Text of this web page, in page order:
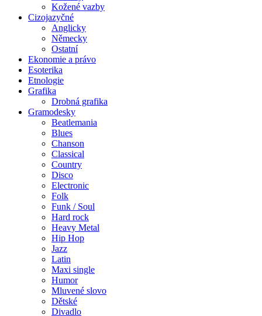
Kožené vazby
Cizojazyčné
Anglicky
Německy
Ostatní
Ekonomie a právo
Esoterika
Etnologie
Grafika
Drobná grafika
Gramodesky
Beatlemania
Blues
Chanson
Classical
Country
Disco
Electronic
Folk
Funk / Soul
Hard rock
Heavy Metal
Hip Hop
Jazz
Latin
Maxi single
Humor
Mluvené slovo
Dětské
Divadlo